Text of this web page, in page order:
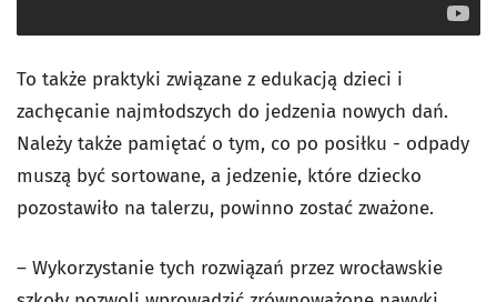
To także praktyki związane z edukacją dzieci i
zachęcanie najmłodszych do jedzenia nowych dań.
Należy także pamiętać o tym, co po posiłku - odpady
muszą być sortowane, a jedzenie, które dziecko
pozostawiło na talerzu, powinno zostać zważone.
– Wykorzystanie tych rozwiązań przez wrocławskie